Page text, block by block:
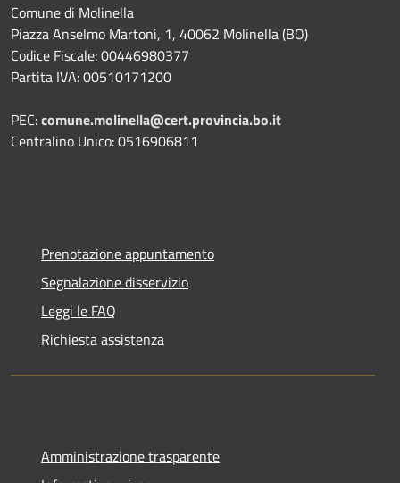
Comune di Molinella
Piazza Anselmo Martoni, 1, 40062 Molinella (BO)
Codice Fiscale: 00446980377
Partita IVA: 00510171200
PEC:comune.molinella@cert.provincia.bo.it
Centralino Unico: 0516906811
Prenotazione appuntamento
Segnalazione disservizio
Leggi le FAQ
Richiesta assistenza
Amministrazione trasparente